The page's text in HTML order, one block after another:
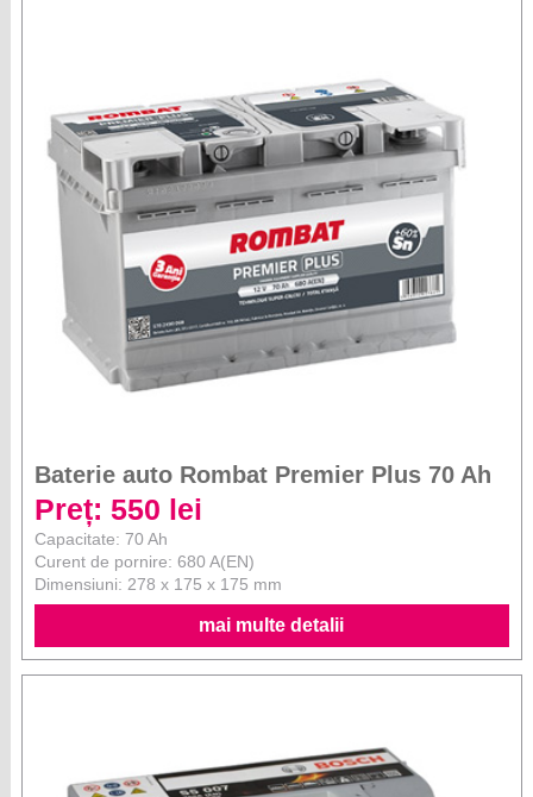
Baterie auto Rombat Premier Plus 70 Ah
Preț: 550 lei
Capacitate: 70 Ah
Curent de pornire: 680 A(EN)
Dimensiuni: 278 x 175 x 175 mm
mai multe detalii